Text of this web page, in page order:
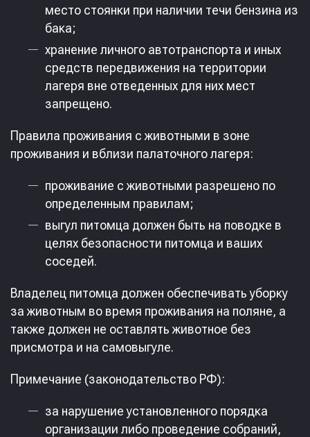
место стоянки при наличии течи бензина из
бака;
хранение личного автотранспорта и иных
средств передвижения на территории
лагеря вне отведенных для них мест
запрещено.
Правила проживания с животными в зоне
проживания и вблизи палаточного лагеря:
проживание с животными разрешено по
определенным правилам;
выгул питомца должен быть на поводке в
целях безопасности питомца и ваших
соседей.
Владелец питомца должен обеспечивать уборку
за животным во время проживания на поляне, а
также должен не оставлять животное без
присмотра и на самовыгуле.
Примечание (законодательство РФ):
за нарушение установленного порядка
организации либо проведение собраний,